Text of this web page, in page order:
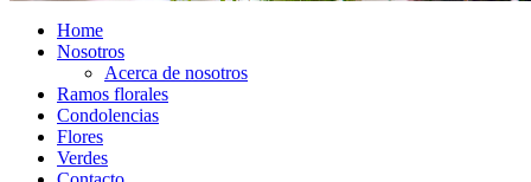
Close
Menu
Home
Nosotros
Acerca de nosotros
Ramos florales
Condolencias
Flores
Verdes